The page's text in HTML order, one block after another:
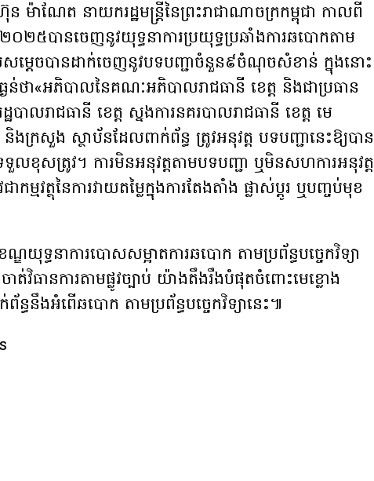
ម៉ាណែត នាយករដ្ឋមន្ត្រីនៃព្រះរាជាណាចក្រកម្ពុជា កាលពី
២០២៥បានចេញនូវយុទ្ធនាការប្រយុទ្ធប្រឆាំងការឆបោកតាម
យសម្តេចបានដាក់ចេញនូវបទបញ្ជាចំនួន៩ចំណុចសំខាន់ ក្នុងនោះ
ន់ថា«អភិបាលនៃគណៈអភិបាលរាជធានី ខេត្ត និងជាប្រធាន
បាលរាជធានី ខេត្ត ស្នងការនគរបាលរាជធានី ខេត្ត មេ
និងក្រសួង ស្ថាប័នដែលពាក់ព័ន្ធ ត្រូវអនុវត្ត បទបញ្ជានេះឱ្យបាន
ខុសត្រូវ។ ការមិនអនុវត្តតាមបទបញ្ជា ឬមិនសហការអនុវត្ត
ម្មវត្ថុនៃការវាយតម្លៃក្នុងការតែងតាំង ផ្លាស់ប្ដូរ ឬបញ្ចប់មុខ
ឌយុទ្ធនាការបោសសម្អាតការឆបោក តាមប្រព័ន្ធបច្ចេកវិទ្យា
ាត់វិធានការតាមផ្លូវច្បាប់ យ៉ាងតឹងរឹងបំផុតចំពោះមេខ្លោង
ធនឹងអំពើឆបោក តាមប្រព័ន្ធបច្ចេកវិទ្យានេះ៕